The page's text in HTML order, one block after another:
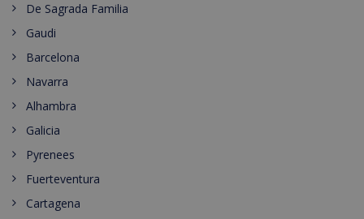
De Sagrada Familia
Gaudi
Barcelona
Navarra
Alhambra
Galicia
Pyrenees
Fuerteventura
Cartagena